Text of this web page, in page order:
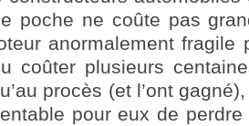
poche ne coûte pas
anormalement fragile
coûter plusieurs
procès (et l’ont
pour eux de